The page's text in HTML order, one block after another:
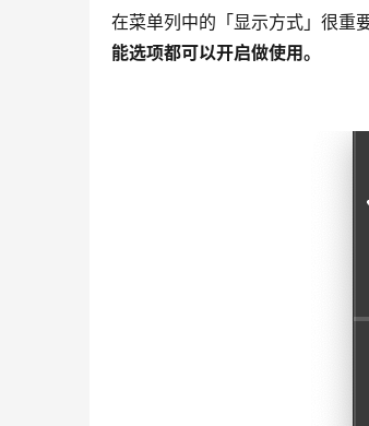
在菜单列中的「显示方式」很重
能选项都可以开启做使用。